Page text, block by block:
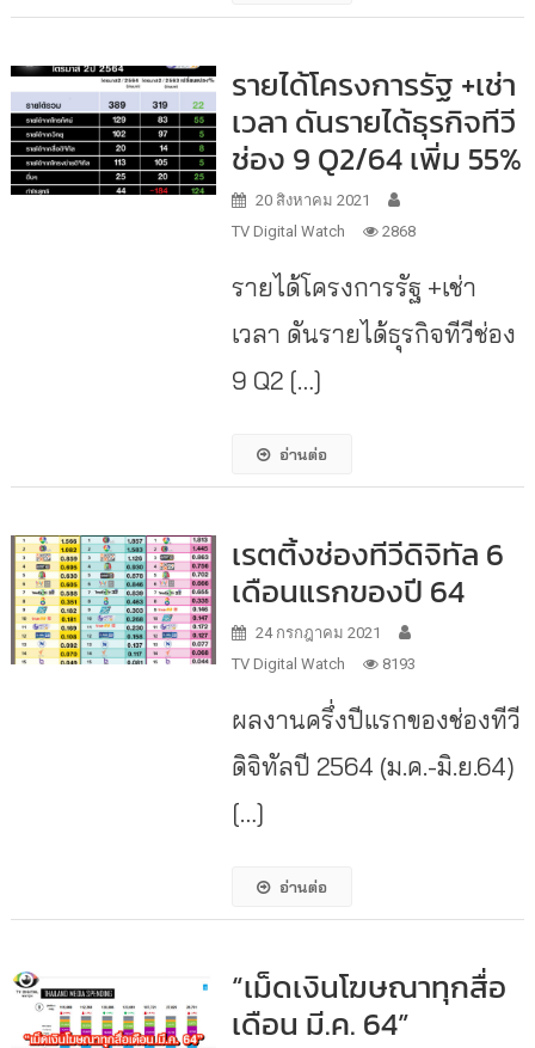
รายได้โครงการรัฐ +เช่า
เวลา ดันรายได้ธุรกิจทีวี
ช่อง 9 Q2/64 เพิ่ม 55%
20 สิงหาคม 2021
TV Digital Watch
2868
รายได้โครงการรัฐ +เช่า
เวลา ดันรายได้ธุรกิจทีวีช่อง
9 Q2 […]
อ่านต่อ
เรตติ้งช่องทีวีดิจิทัล 6
เดือนแรกของปี 64
24 กรกฎาคม 2021
TV Digital Watch
8193
ผลงานครึ่งปีแรกของช่องทีวี
ดิจิทัลปี 2564 (ม.ค.-มิ.ย.64)
[…]
อ่านต่อ
“เม็ดเงินโฆษณาทุกสื่อ
เดือน มี.ค. 64”